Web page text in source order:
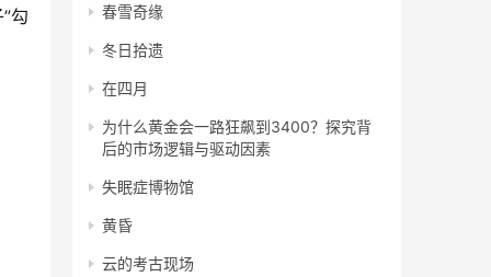
勾 春雪奇缘
冬日拾遗
在四月
为什么黄金会一路狂飙到3400？探究背
后的市场逻辑与驱动因素
失眠症博物馆
黄昏
云的考古现场